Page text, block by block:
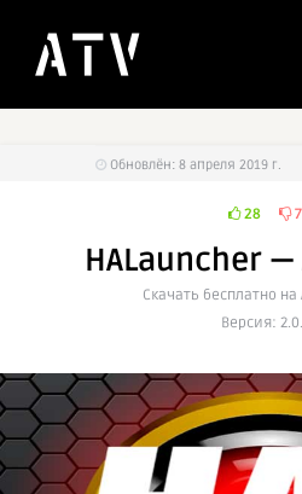
Обновлён: 8 апреля 2019 г.
28
HALauncher —
Cкачать бесплатно на
Версия: